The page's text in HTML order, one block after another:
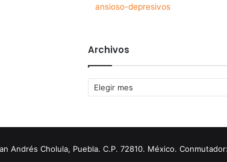
ansioso-depresivos
Archivos
Archivos
Andrés Cholula, Puebla. C.P. 72810. México.